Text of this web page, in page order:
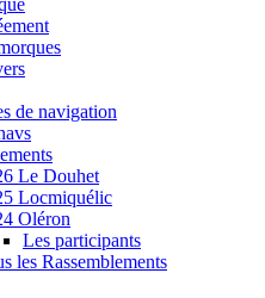
de navigation
Le Douhet
Locmiquélic
Oléron
Les participants
les Rassemblements